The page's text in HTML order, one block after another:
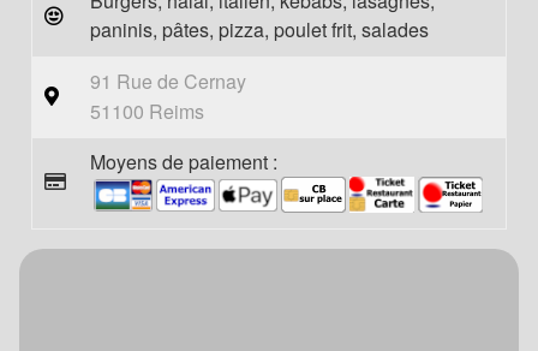
paninis, pâtes, pizza, poulet frit, salades
91 Rue de Cernay
51100 Reims
Moyens de paiement :